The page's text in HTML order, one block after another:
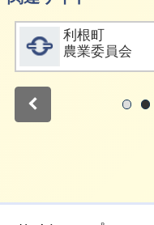
詳細をみ
利根町
農業委員会